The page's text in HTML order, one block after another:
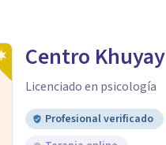
Centro Khuyay
Licenciado en psicología
Profesional verificado